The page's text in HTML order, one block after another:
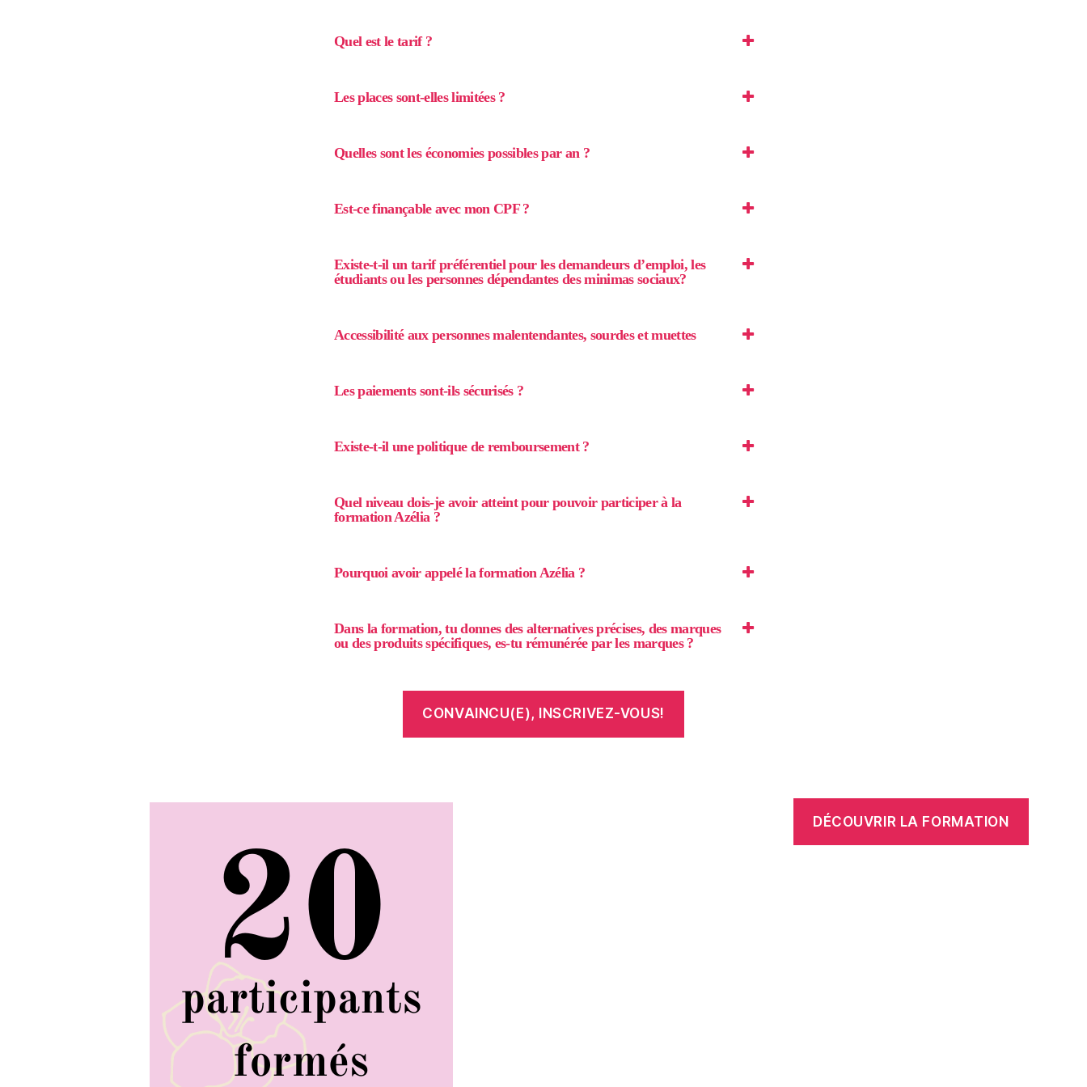
Quel est le tarif ?
Les places sont-elles limitées ?
Quelles sont les économies possibles par an ?
Est-ce finançable avec mon CPF ?
Existe-t-il un tarif préférentiel pour les demandeurs d’emploi, les
étudiants ou les personnes dépendantes des minimas sociaux?
Accessibilité aux personnes malentendantes, sourdes et muettes
Les paiements sont-ils sécurisés ?
Existe-t-il une politique de remboursement ?
Quel niveau dois-je avoir atteint pour pouvoir participer à la
formation Azélia ?
Pourquoi avoir appelé la formation Azélia ?
Dans la formation, tu donnes des alternatives précises, des marques
ou des produits spécifiques, es-tu rémunérée par les marques ?
CONVAINCU(E), INSCRIVEZ-VOUS!
DÉCOUVRIR LA FORMATION